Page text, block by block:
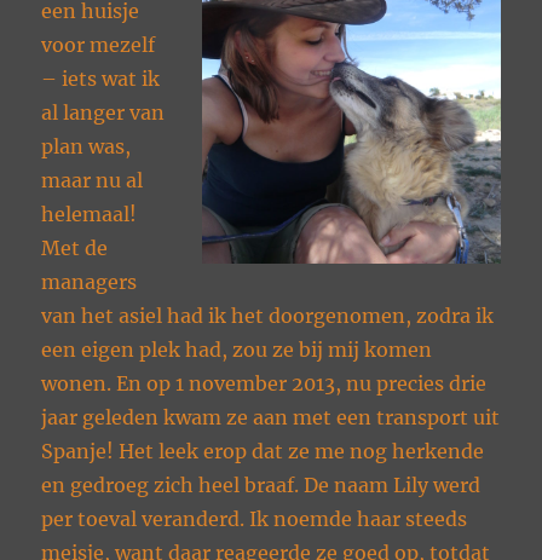
een huisje
voor mezelf
– iets wat ik
al langer van
plan was,
maar nu al
helemaal!
Met de
managers
van het asiel had ik het doorgenomen, zodra ik
een eigen plek had, zou ze bij mij komen
wonen. En op 1 november 2013, nu precies drie
jaar geleden kwam ze aan met een transport uit
Spanje! Het leek erop dat ze me nog herkende
en gedroeg zich heel braaf. De naam Lily werd
per toeval veranderd. Ik noemde haar steeds
meisje, want daar reageerde ze goed op, totdat